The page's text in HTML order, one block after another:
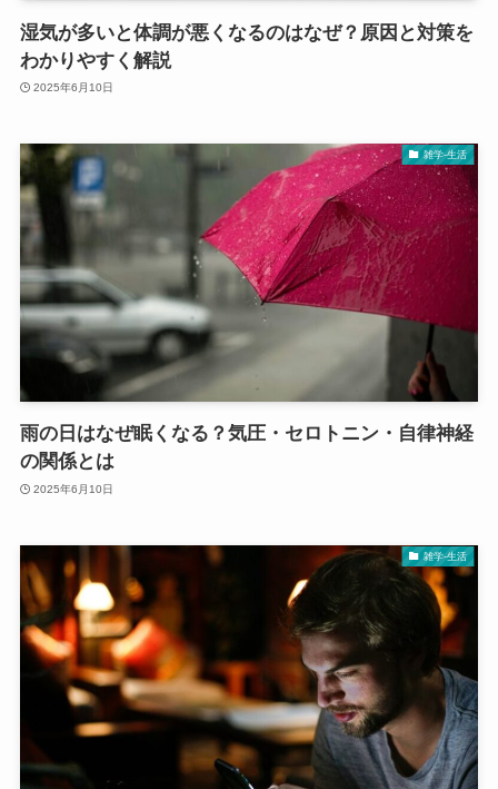
湿気が多いと体調が悪くなるのはなぜ？原因と対策を
わかりやすく解説
2025年6月10日
雑学-生活
雨の日はなぜ眠くなる？気圧・セロトニン・自律神経
の関係とは
2025年6月10日
雑学-生活